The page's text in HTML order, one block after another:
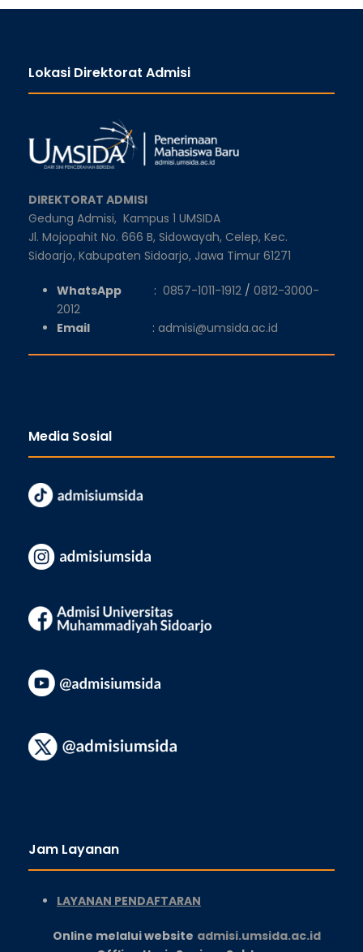
Lokasi Direktorat Admisi
DIREKTORAT ADMISI
Gedung Admisi, Kampus 1 UMSIDA
Jl. Mojopahit No. 666 B, Sidowayah, Celep, Kec.
Sidoarjo, Kabupaten Sidoarjo, Jawa Timur 61271
WhatsApp : 0857-1011-1912 / 0812-3000-
2012
Email
: admisi@umsida.ac.id
Media Sosial
Jam Layanan
LAYANAN PENDAFTARAN
Online melalui website admisi.umsida.ac.id